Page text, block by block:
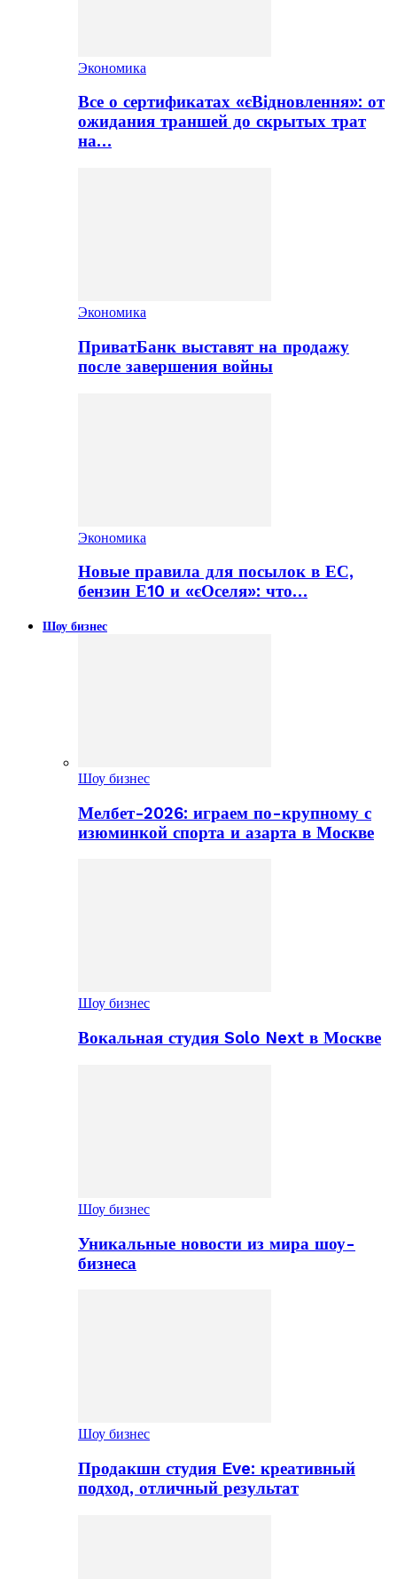
Экономика
Все о сертификатах «єВідновлення»: от
ожидания траншей до скрытых трат
на…
Экономика
ПриватБанк выставят на продажу
после завершения войны
Экономика
Новые правила для посылок в ЕС,
бензин Е10 и «єОселя»: что…
Шоу бизнес
Шоу бизнес
Мелбет-2026: играем по-крупному с
изюминкой спорта и азарта в Москве
Шоу бизнес
Вокальная студия Solo Next в Москве
Шоу бизнес
Уникальные новости из мира шоу-
бизнеса
Шоу бизнес
Продакшн студия Eve: креативный
подход, отличный результат